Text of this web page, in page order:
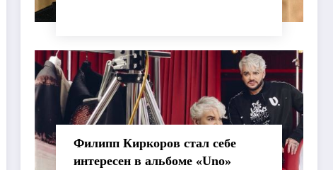
Филипп Киркоров стал себе
интересен в альбоме «Uno»